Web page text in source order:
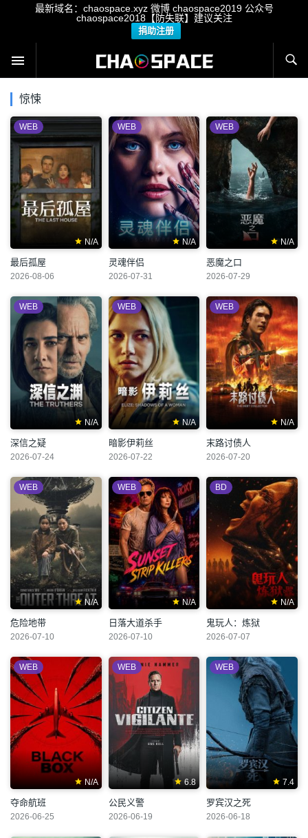
最新域名：chaospace.xyz 微博 chaospace2019 公众号
chaospace2018【防失联】建议关注
捐助注册
惊悚
N/A
WEB
最后孤屋
2026-08-06
N/A
WEB
灵魂伴侣
2026-07-31
N/A
WEB
恶魔之口
2026-07-29
N/A
WEB
深信之疑
2026-07-24
N/A
WEB
暗影伊莉丝
2026-07-22
N/A
WEB
末路讨债人
2026-07-20
N/A
WEB
危险地带
2026-07-10
N/A
WEB
日落大道杀手
2026-07-10
N/A
BD
鬼玩人：炼狱
2026-07-07
N/A
WEB
夺命航班
2026-06-25
6.8
WEB
公民义警
2026-06-19
7.4
WEB
罗宾汉之死
2026-06-18